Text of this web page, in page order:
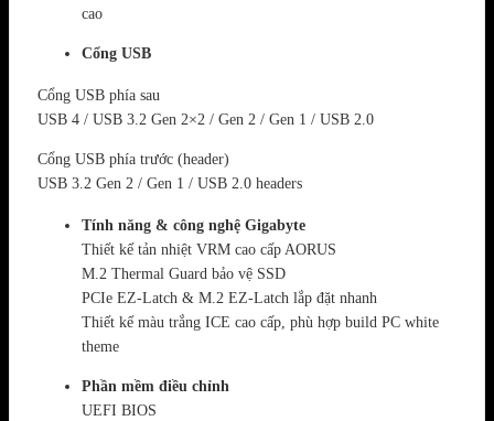
cao
Cổng USB
Cổng USB phía sau
USB 4 / USB 3.2 Gen 2×2 / Gen 2 / Gen 1 / USB 2.0
Cổng USB phía trước (header)
USB 3.2 Gen 2 / Gen 1 / USB 2.0 headers
Tính năng & công nghệ Gigabyte
Thiết kế tản nhiệt VRM cao cấp AORUS
M.2 Thermal Guard bảo vệ SSD
PCIe EZ-Latch & M.2 EZ-Latch lắp đặt nhanh
Thiết kế màu trắng ICE cao cấp, phù hợp build PC white
theme
Phần mềm điều chỉnh
UEFI BIOS